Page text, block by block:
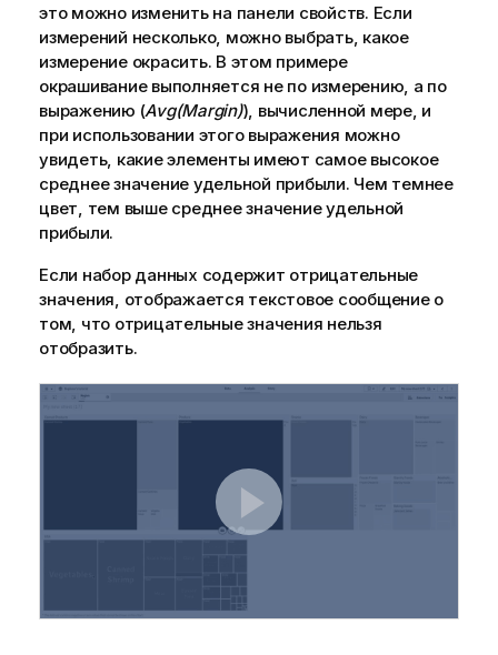
это можно изменить на панели свойств. Если
измерений несколько, можно выбрать, какое
измерение окрасить. В этом примере
окрашивание выполняется не по измерению, а по
выражению (Avg(Margin)), вычисленной мере, и
при использовании этого выражения можно
увидеть, какие элементы имеют самое высокое
среднее значение удельной прибыли. Чем темнее
цвет, тем выше среднее значение удельной
прибыли.
Если набор данных содержит отрицательные
значения, отображается текстовое сообщение о
том, что отрицательные значения нельзя
отобразить.